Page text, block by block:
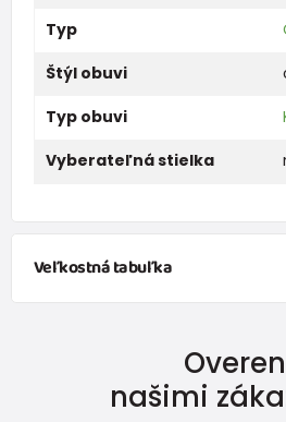
Typ
Štýl obuvi
Typ obuvi
Vyberateľná stielka
Veľkostná tabuľka
10,5 cm 11
našimi